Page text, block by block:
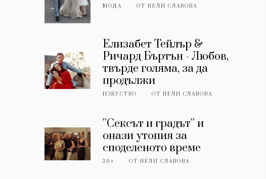
МОДА ОТНЕЛИ СЛАВОВА
Елизабет Тейлър &
Ричард Бъртън - Любов,
твърде голяма, за да
продължи
ИЗКУСТВО ОТНЕЛИ СЛАВОВА
''Сексът и градът'' и
онази утопия за
споделеното време
30+ ОТНЕЛИ СЛАВОВА